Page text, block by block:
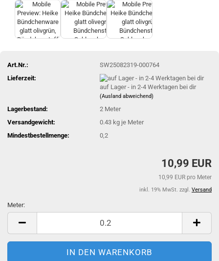
Art.Nr.:
SW25082319-000764
Lieferzeit:
auf Lager - in 2-4 Werktagen bei dir
(Ausland abweichend)
Lagerbestand: 2 Meter
Versandgewicht:
0.43 kg je Meter
Mindestbestellmenge:
0,2
10,99 EUR
10,99 EUR pro Meter
inkl. 19% MwSt. zzgl. Versand
Meter:
Meter